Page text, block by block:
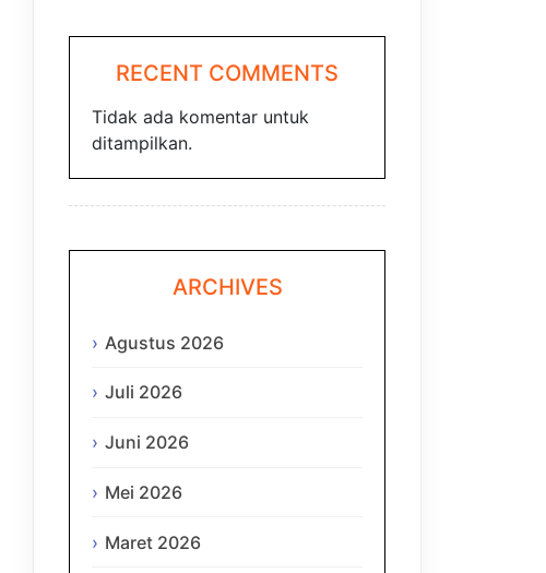
RECENT COMMENTS
Tidak ada komentar untuk
ditampilkan.
ARCHIVES
Agustus 2026
Juli 2026
Juni 2026
Mei 2026
Maret 2026